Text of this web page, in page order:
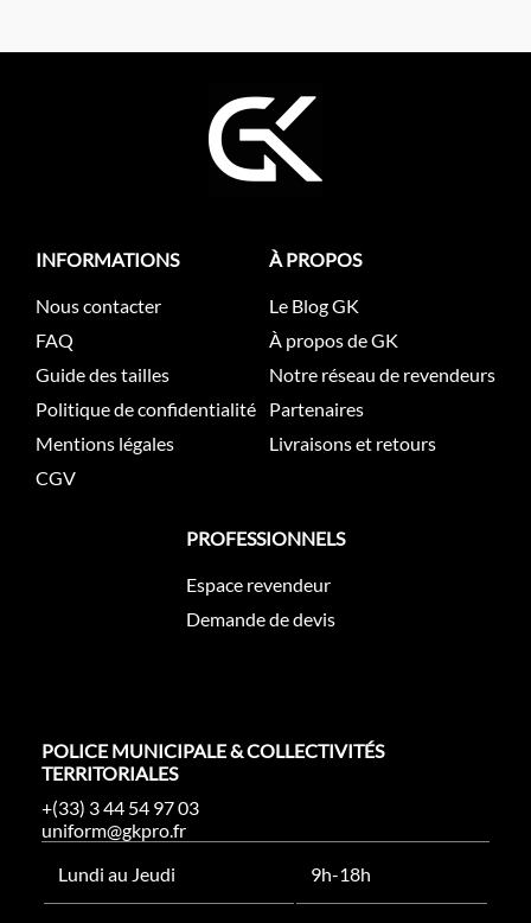
INFORMATIONS
Nous contacter
FAQ
Guide des tailles
Politique de confidentialité
Mentions légales
CGV
À PROPOS
Le Blog GK
À propos de GK
Notre réseau de revendeurs
Partenaires
Livraisons et retours
PROFESSIONNELS
Espace revendeur
Demande de devis
POLICE MUNICIPALE & COLLECTIVITÉS
TERRITORIALES
+(33) 3 44 54 97 03
uniform@gkpro.fr
Lundi au Jeudi
9h-18h